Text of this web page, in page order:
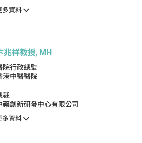
多資料
兆祥教授, MH
院行政總監
港中醫醫院
裁
藥創新研發中心有限公司
多資料